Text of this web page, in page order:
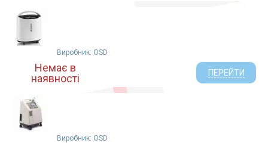
Виробник: OSD
Немає в
наявності
ПЕРЕЙТИ
Виробник: OSD